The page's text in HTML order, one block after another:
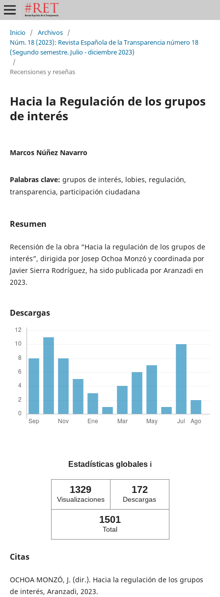
Inicio / Archivos /
Núm. 18 (2023): Revista Española de la Transparencia número 18
(Segundo semestre. Julio - diciembre 2023)
/
Recensiones y reseñas
Hacia la Regulación de los grupos
de interés
Marcos Núñez Navarro
Palabras clave: grupos de interés, lobies, regulación,
transparencia, participación ciudadana
Resumen
Recensión de la obra “Hacia la regulación de los grupos de
interés”, dirigida por Josep Ochoa Monzó y coordinada por
Javier Sierra Rodríguez, ha sido publicada por Aranzadi en
2023.
Descargas
Estadísticas globales ℹ️
1329
Visualizaciones
172
Descargas
1501
Total
Citas
OCHOA MONZÓ, J. (dir.). Hacia la regulación de los grupos
de interés, Aranzadi, 2023.